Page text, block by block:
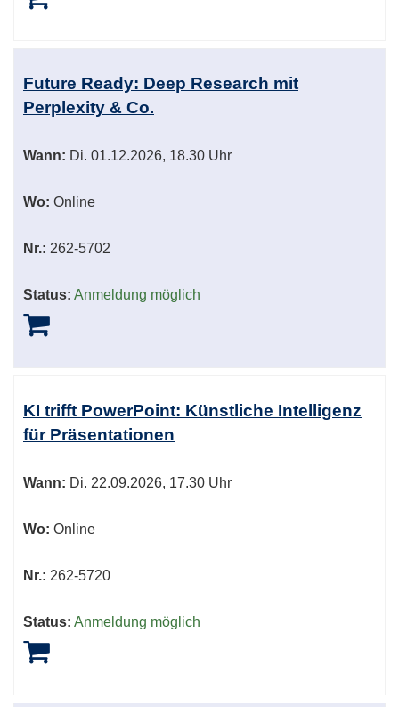
Future Ready: Deep Research mit
Perplexity & Co.
Wann: Di. 01.12.2026, 18.30 Uhr
Wo: Online
Nr.: 262-5702
Status: Anmeldung möglich
KI trifft PowerPoint: Künstliche Intelligenz
für Präsentationen
Wann: Di. 22.09.2026, 17.30 Uhr
Wo: Online
Nr.: 262-5720
Status: Anmeldung möglich